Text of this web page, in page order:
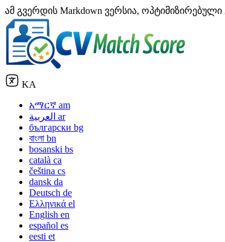
ამ გვერდის Markdown ვერსია, ოპტიმიზირებული
KA
አማርኛ am
العربية ar
български bg
বাংলা bn
bosanski bs
català ca
čeština cs
dansk da
Deutsch de
Ελληνικά el
English en
español es
eesti et